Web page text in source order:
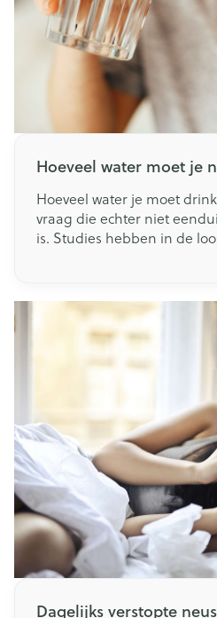
Hoeveel water moet je
Hoeveel water je moet
vraag die echter niet
is. Studies hebben in de
individuele en externe
meer over de
kan je beter voor jezelf
je elke dag moet drinken.
Dagelijks verstopte neus